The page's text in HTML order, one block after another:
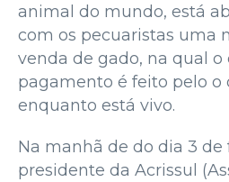
animal do mundo, está
com os pecuaristas uma
venda de gado, na qual o
pagamento é feito pelo o
enquanto está vivo.
Na manhã de do dia 3 de
presidente da Acrissul